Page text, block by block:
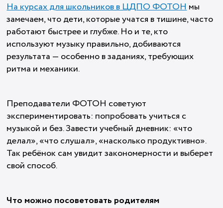
На курсах для школьников в ЦДПО ФОТОНмы
замечаем, что дети, которые учатся в тишине, часто
работают быстрее и глубже. Но и те, кто
используют музыку правильно, добиваются
результата — особенно в заданиях, требующих
ритма и механики.
Преподаватели ФОТОН советуют
экспериментировать: попробовать учиться с
музыкой и без. Завести учебный дневник: «что
делал», «что слушал», «насколько продуктивно».
Так ребёнок сам увидит закономерности и выберет
свой способ.
Что можно посоветовать родителям